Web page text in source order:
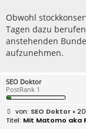
Obwohl
Tagen dazu
anstehenden
aufzunehmen.
SEO Doktor
PostRank 1
B
e
SEO Doktor»
Mit Matomo aka